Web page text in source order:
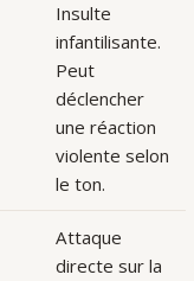
Insulte
infantilisante.
Peut
déclencher
une réaction
violente selon
le ton.
Attaque
directe sur la